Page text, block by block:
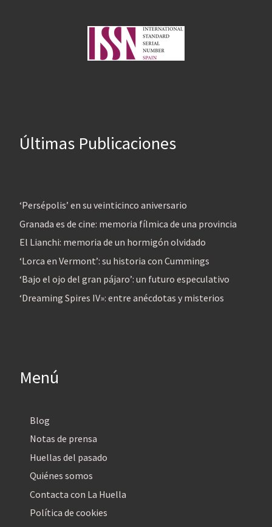
Últimas Publicaciones
‘Persépolis’ en su veinticinco aniversario
Granada es de cine: memoria fílmica de una provincia
El Lianchi: memoria de un hormigón olvidado
‘Lorca en Vermont’: su historia con Cummings
‘Bajo el ojo del gran pájaro’: un futuro especulativo
‘Dreaming Spires IV»: entre anécdotas y misterios
Menú
Blog
Notas de prensa
Huellas del pasado
Quiénes somos
Contacta con La Huella
Política de cookies